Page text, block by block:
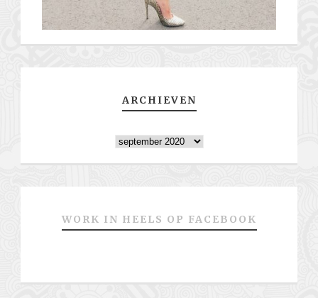
ARCHIEVEN
Archieven
WORK IN HEELS OP FACEBOOK